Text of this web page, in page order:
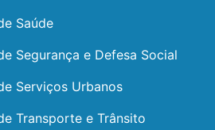
Saúde
Segurança e Defesa Social
Serviços Urbanos
Transporte e Trânsito